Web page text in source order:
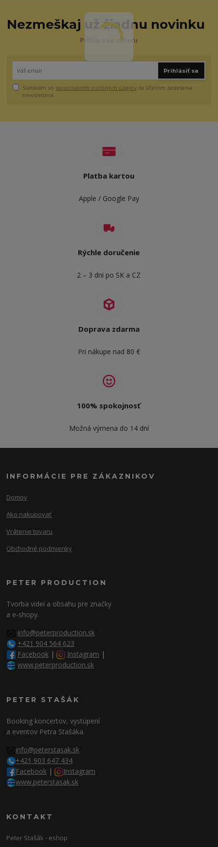
Nezmeškaj už žiadnu novinku
Prihlás sa k odberu
Prihlásiť sa
Súhlasím so spracovaním osobných údajov za účelom zasielania
newslettera.
Platba kartou
Apple / Google Pay
Rýchle doručenie
2 – 3 dni po SK a CZ
Doprava zdarma
Pri nákupe nad 80 €
100% spokojnosť
Možná výmena do 14 dní
INFORMÁCIE PRE ZÁKAZNIKOV
Domov
Ako nakupovať
Vrátenie tovaru
Obchodné podmienky
PETER PRODUCTION
Tvorba videí a obsahu pre značky
a e-shopy.
info@peterproduction.sk
+421 904 564 623
Facebook | Instagram |
www.peterproduction.sk
PETER STAŠÁK
Booking koncertov, vystúpení
a eventov Petra Stašáka.
info@peterstasak.sk
+421 903 647 434
Facebook |
Instagram
www.peterstasak.sk
KONTAKT
Peter Stašák - eshop